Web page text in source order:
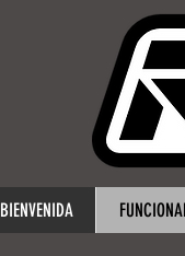
BIENVENIDA